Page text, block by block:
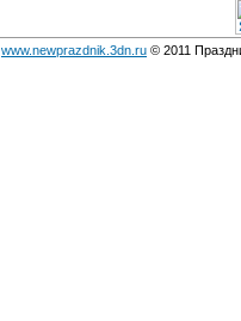
www.newprazdnik.3dn.ru © 2011